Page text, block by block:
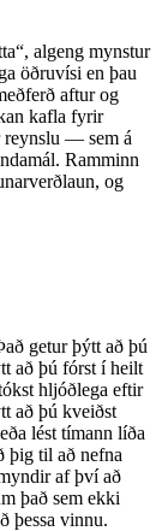
algeng mynstur
öðruvísi en þau
aftur og
kafla fyrir
reynslu — sem á
Ramminn
og
getur þýtt að þú
að þú fórst í heilt
hljóðlega eftir
að þú kveiðst
lést tímann líða
þig til að nefna
af því að
það sem ekki
þessa vinnu.